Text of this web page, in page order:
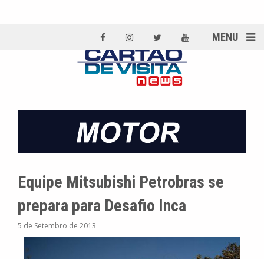
MENU
Equipe Mitsubishi Petrobras se
prepara para Desafio Inca
5 de Setembro de 2013